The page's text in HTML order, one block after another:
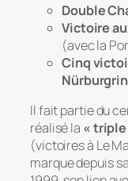
Double
Victoire
(avec la
Cinq
Il fait partie du
réalisé la « triple
(victoires à Le
marque depuis